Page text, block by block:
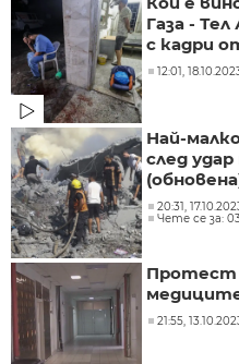
Газа -
с кадри
12:01,
Най-
след удар
20:31,
Чете се за:
Протест
21:55,